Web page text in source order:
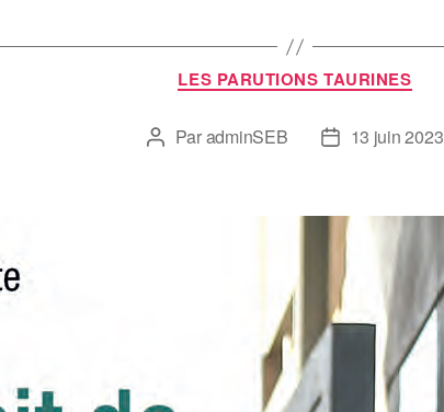
LES PARUTIONS TAURINES
ParadminSEB 13 juin 2023